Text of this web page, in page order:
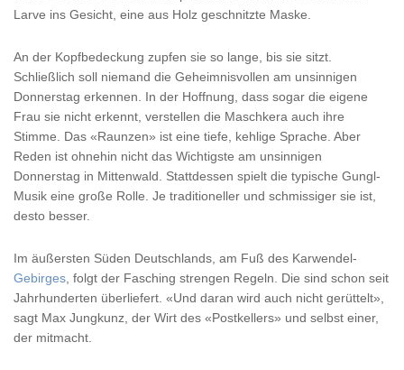
Larve ins Gesicht, eine aus Holz geschnitzte Maske.
An der Kopfbedeckung zupfen sie so lange, bis sie sitzt.
Schließlich soll niemand die Geheimnisvollen am unsinnigen
Donnerstag erkennen. In der Hoffnung, dass sogar die eigene
Frau sie nicht erkennt, verstellen die Maschkera auch ihre
Stimme. Das «Raunzen» ist eine tiefe, kehlige Sprache. Aber
Reden ist ohnehin nicht das Wichtigste am unsinnigen
Donnerstag in Mittenwald. Stattdessen spielt die typische Gungl-
Musik eine große Rolle. Je traditioneller und schmissiger sie ist,
desto besser.
Im äußersten Süden Deutschlands, am Fuß des Karwendel-
Gebirges , folgt der Fasching strengen Regeln. Die sind schon seit
Jahrhunderten überliefert. «Und daran wird auch nicht gerüttelt»,
sagt Max Jungkunz, der Wirt des «Postkellers» und selbst einer,
der mitmacht.